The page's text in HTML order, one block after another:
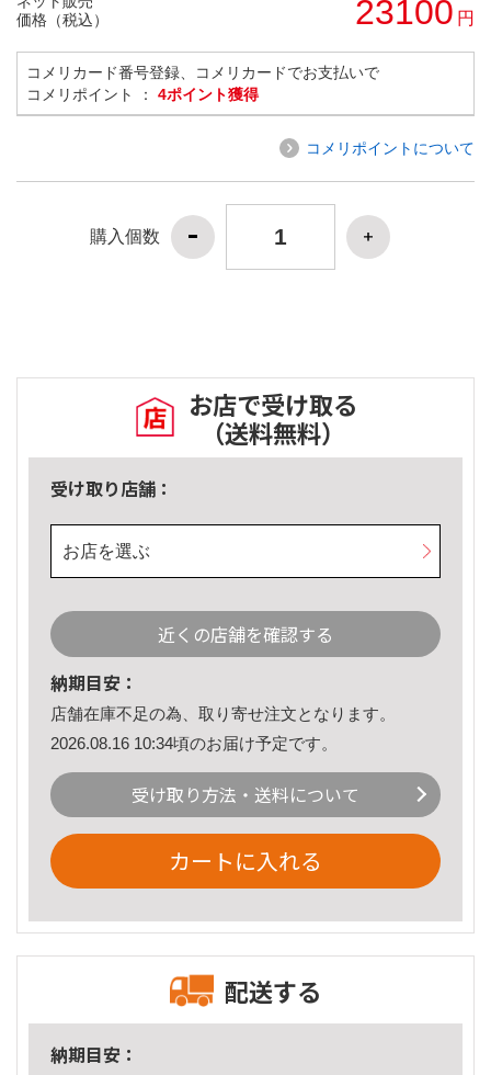
価格（税込）
23100 円
コメリカード番号登録、コメリカードでお支払いで
コメリポイント ： 4ポイント獲得
コメリポイントについて
購入個数
お店で受け取る
（送料無料）
受け取り店舗：
お店を選ぶ
近くの店舗を確認する
納期目安：
店舗在庫不足の為、取り寄せ注文となります。
2026.08.16 10:34頃のお届け予定です。
受け取り方法・送料について
カートに入れる
配送する
納期目安：